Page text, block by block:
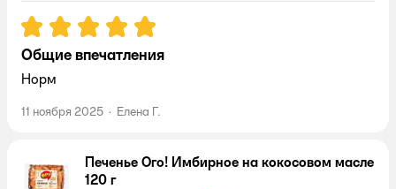
Рейтинг:5
Общие впечатления
Норм
11 ноября 2025 · Елена Г.
Печенье Ого! Имбирное на кокосовом масле
120 г